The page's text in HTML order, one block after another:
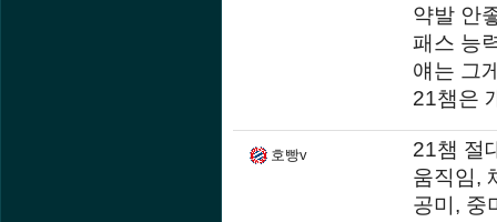
약발 안
패스 능
얘는 그
21챔은
호빵v
21챔 절
움직임,
공미, 중